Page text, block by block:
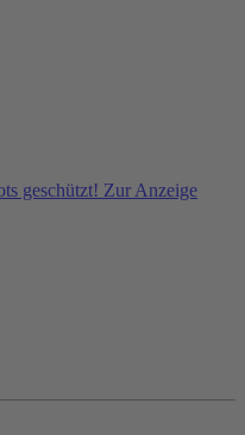
geschützt! Zur Anzeige